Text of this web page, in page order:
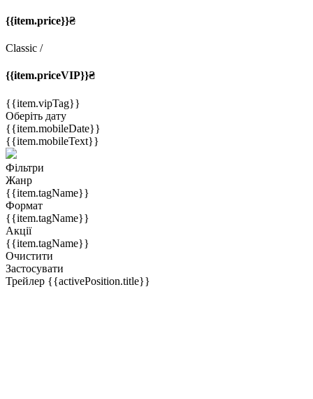
{{item.price}}₴
Classic /
{{item.priceVIP}}₴
{{item.vipTag}}
Оберіть дату
{{item.mobileDate}}
{{item.mobileText}}
Фільтри
Жанр
{{item.tagName}}
Формат
{{item.tagName}}
Акції
{{item.tagName}}
Очистити
Застосувати
Трейлер {{activePosition.title}}